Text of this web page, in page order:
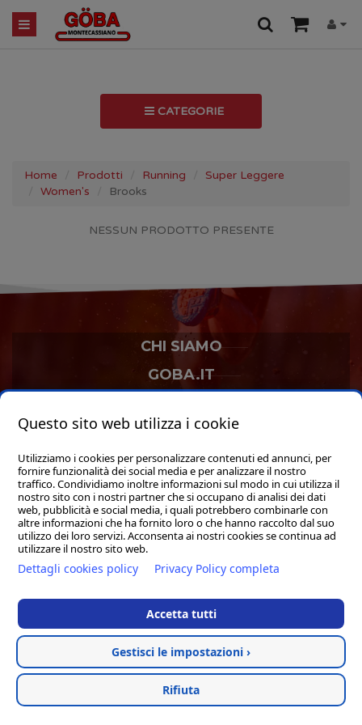
CATEGORIE
Home Prodotti Running
Super Leggere
Women's
Brooks
NESSUN PRODOTTO PRESENTE
CHI SIAMO
GOBA.IT
Hosted & created by Clion
Questo sito web utilizza i cookie
Utilizziamo i cookies per personalizzare contenuti ed annunci, per
fornire funzionalità dei social media e per analizzare il nostro
traffico. Condividiamo inoltre informazioni sul modo in cui utilizza il
nostro sito con i nostri partner che si occupano di analisi dei dati
web, pubblicità e social media, i quali potrebbero combinarle con
altre informazioni che ha fornito loro o che hanno raccolto dal suo
utilizzo dei loro servizi. Acconsenta ai nostri cookies se continua ad
utilizzare il nostro sito web.
Dettagli cookies policy Privacy Policy completa
Accetta tutti
Gestisci le impostazioni ›
Rifiuta